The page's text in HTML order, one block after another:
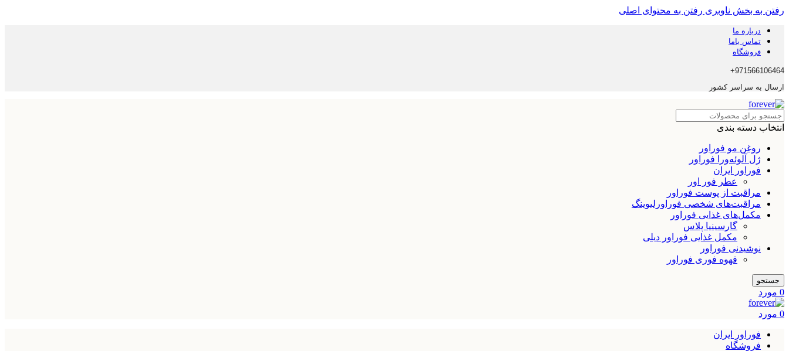
رفتن به بخش ناوبری رفتن به محتوای اصلی
درباره ما
تماس باما
فروشگاه
971566106464+
ارسال به سراسر کشور
انتخاب دسته بندی
روغن مو فوراور
ژل آلوئه‌ورا فوراور
فوراور ایران
عطر فور اور
مراقبت از پوست فوراور
مراقبت‌های شخصی فوراورلیوینگ
مکمل‌های غذایی فوراور
گارسینیا پلاس
مکمل غذایی فوراور دیلی
نوشیدنی فوراور
قهوه فوری فوراور
جستجو
0 مورد
0 مورد
فوراور ایران
فروشگاه